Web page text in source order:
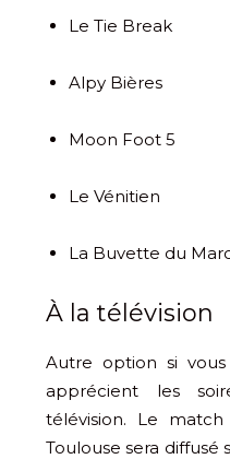
Le Tie Break
Alpy Bières
Moon Foot 5
Le Vénitien
La Buvette du
À la télévision
Autre option si
apprécient les
télévision. Le
Toulouse sera diffusé